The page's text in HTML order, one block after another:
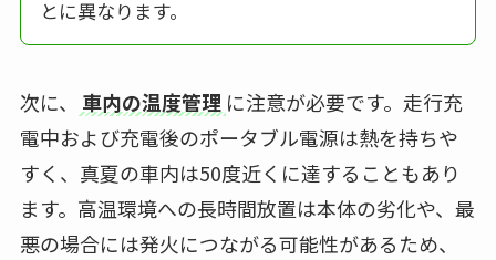
とに異なります。
次に、 車内の温度管理 に注意が必要です。走行充
電中および充電後のポータブル電源は熱を持ちや
すく、真夏の車内は50度近くに達することもあり
ます。高温環境への長時間放置は本体の劣化や、最
悪の場合には発火につながる可能性があるため、